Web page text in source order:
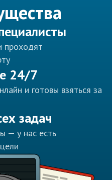
проходят
24/7
и готовы взяться за
задач
— у нас есть